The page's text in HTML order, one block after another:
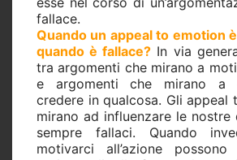
fallace.
Quando un appeal to emotion
quando è fallace? In via
tra argomenti che mirano a
e argomenti che mirano a
credere in qualcosa. Gli appeal
mirano ad influenzare le nostre
sempre fallaci. Quando
motivarci all’azione